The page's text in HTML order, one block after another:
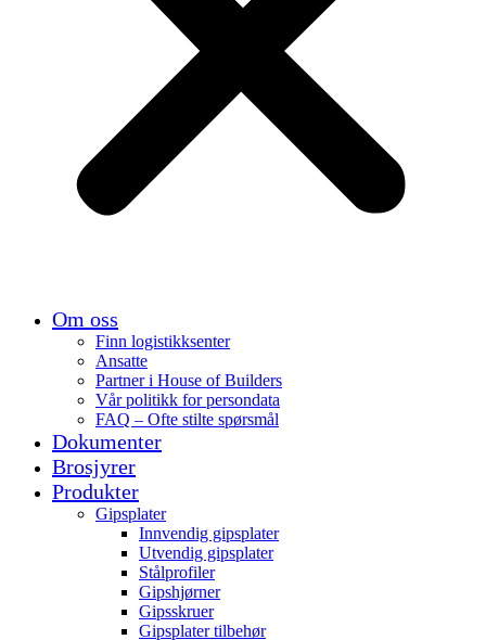
Om oss
Finn logistikksenter
Ansatte
Partner i House of Builders
Vår politikk for persondata
FAQ – Ofte stilte spørsmål
Dokumenter
Brosjyrer
Produkter
Gipsplater
Innvendig gipsplater
Utvendig gipsplater
Stålprofiler
Gipshjørner
Gipsskruer
Gipsplater tilbehør